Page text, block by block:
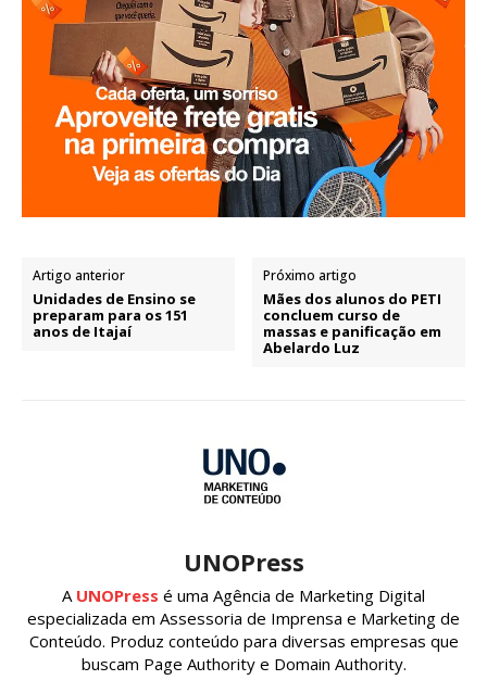
Artigo anterior
Unidades de Ensino se
preparam para os 151
anos de Itajaí
Próximo artigo
Mães dos alunos do PETI
concluem curso de
massas e panificação em
Abelardo Luz
UNOPress
A UNOPress é uma Agência de Marketing Digital
especializada em Assessoria de Imprensa e Marketing de
Conteúdo. Produz conteúdo para diversas empresas que
buscam Page Authority e Domain Authority.